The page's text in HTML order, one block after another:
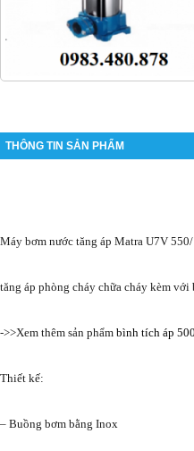
THÔNG TIN SẢN PHẨM
Máy bơm nước tăng áp Matra U7V
tăng áp phòng cháy chữa cháy kèm với
->>Xem thêm sản phẩm bình tích áp
Thiết kế:
– Buồng bơm bằng Inox